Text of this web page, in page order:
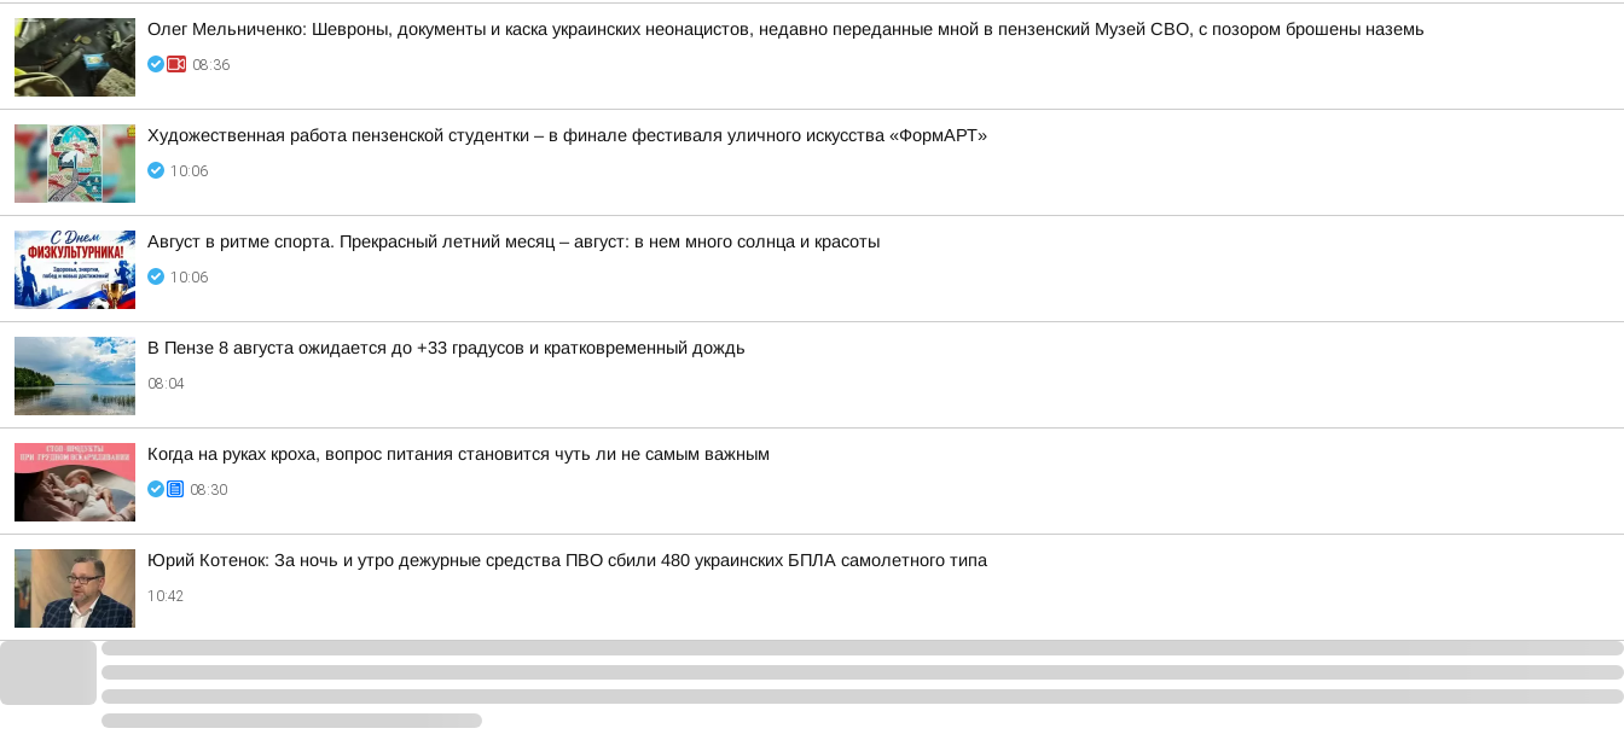
Олег Мельниченко: Шевроны, документы и каска украинских неонацистов, недавно переданные мной в пензенский Музей СВО, с позором брошены наземь
08:36
Художественная работа пензенской студентки – в финале фестиваля уличного искусства «ФормАРТ»
10:06
Август в ритме спорта. Прекрасный летний месяц – август: в нем много солнца и красоты
10:06
В Пензе 8 августа ожидается до +33 градусов и кратковременный дождь
08:04
Когда на руках кроха, вопрос питания становится чуть ли не самым важным
08:30
Юрий Котенок: За ночь и утро дежурные средства ПВО сбили 480 украинских БПЛА самолетного типа
10:42